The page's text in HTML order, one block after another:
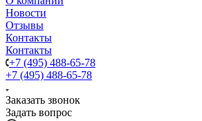
Новости
Отзывы
Контакты
Контакты
+7 (495) 488-65-78
+7 (495) 488-65-78
Заказать звонок
Задать вопрос